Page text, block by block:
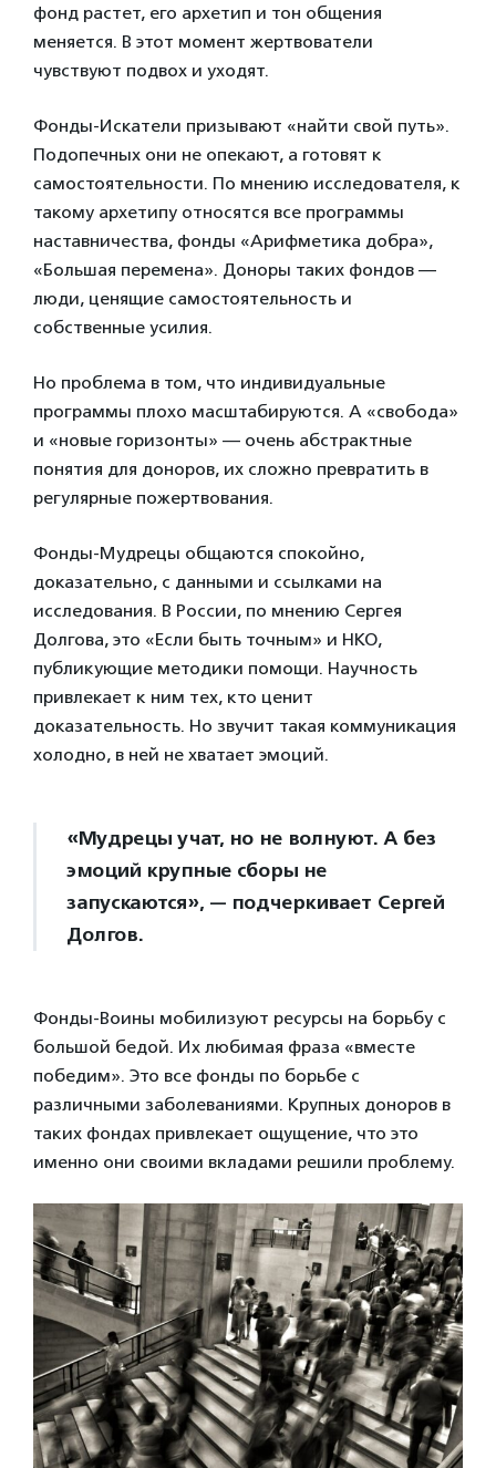
фонд растет, его архетип и тон общения
меняется. В этот момент жертвователи
чувствуют подвох и уходят.
Фонды-Искатели призывают «найти свой путь».
Подопечных они не опекают, а готовят к
самостоятельности. По мнению исследователя, к
такому архетипу относятся все программы
наставничества, фонды «Арифметика добра»,
«Большая перемена». Доноры таких фондов —
люди, ценящие самостоятельность и
собственные усилия.
Но проблема в том, что индивидуальные
программы плохо масштабируются. А «свобода»
и «новые горизонты» — очень абстрактные
понятия для доноров, их сложно превратить в
регулярные пожертвования.
Фонды-Мудрецы общаются спокойно,
доказательно, с данными и ссылками на
исследования. В России, по мнению Сергея
Долгова, это «Если быть точным» и НКО,
публикующие методики помощи. Научность
привлекает к ним тех, кто ценит
доказательность. Но звучит такая коммуникация
холодно, в ней не хватает эмоций.
«Мудрецы учат, но не волнуют. А без
эмоций крупные сборы не
запускаются», — подчеркивает Сергей
Долгов.
Фонды-Воины мобилизуют ресурсы на борьбу с
большой бедой. Их любимая фраза «вместе
победим». Это все фонды по борьбе с
различными заболеваниями. Крупных доноров в
таких фондах привлекает ощущение, что это
именно они своими вкладами решили проблему.